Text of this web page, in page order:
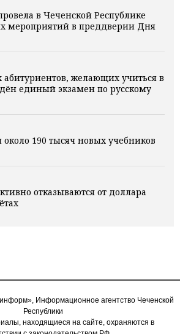
в Чеченской Республике
мероприятий в преддверии Дня
желающих учиться в
единый экзамен по русскому
190 тысяч новых учебников
отказываются от доллара
Информационное агентство Чеченской
Республики
находящиеся на сайте, охраняются в